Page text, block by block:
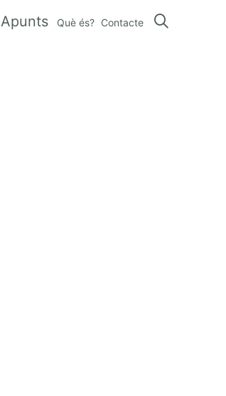
Apunts Què és? Contacte